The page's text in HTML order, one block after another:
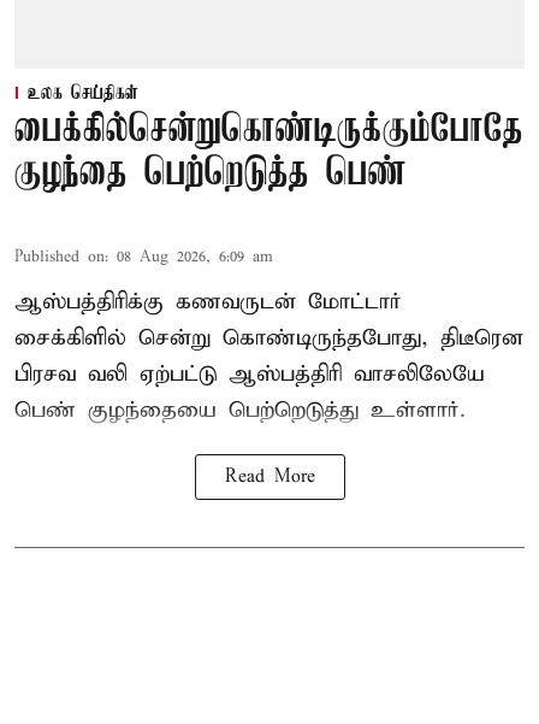
உலக செய்திகள்
பைக்கில்சென்றுகொண்டிருக்கும்போதே
குழந்தை பெற்றெடுத்த பெண்
Published on: 08 Aug 2026, 6:09 am
ஆஸ்பத்திரிக்கு கணவருடன் மோட்டார்
சைக்கிளில் சென்று கொண்டிருந்தபோது, திடீரென
பிரசவ வலி ஏற்பட்டு ஆஸ்பத்திரி வாசலிலேயே
பெண் குழந்தையை பெற்றெடுத்து உள்ளார்.
Read More